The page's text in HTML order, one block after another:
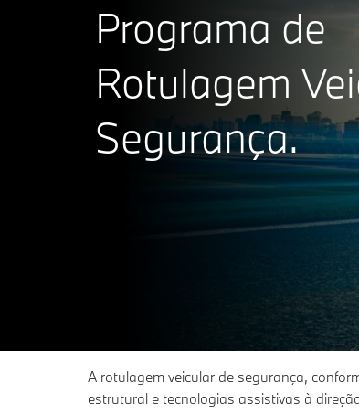
Programa de
Rotulagem
Segurança.
A rotulagem veicular de segurança,
estrutural e tecnologias assistivas à